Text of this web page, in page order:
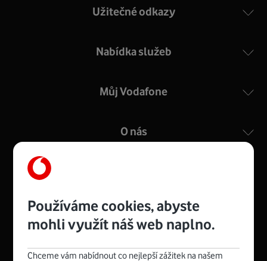
Užitečné odkazy
Nabídka služeb
Můj Vodafone
O nás
engineering Awards
udržitelnosti
Používáme cookies, abyste
mohli využít náš web naplno.
Chceme vám nabídnout co nejlepší zážitek na našem